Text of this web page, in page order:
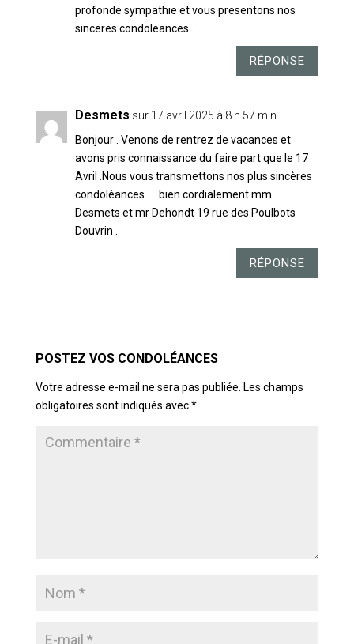
profonde sympathie et vous presentons nos
sinceres condoleances .
RÉPONSE
Desmets sur 17 avril 2025 à 8 h 57 min
Bonjour . Venons de rentrez de vacances et
avons pris connaissance du faire part que le 17
Avril .Nous vous transmettons nos plus sincères
condoléances …. bien cordialement mm
Desmets et mr Dehondt 19 rue des Poulbots
Douvrin .
RÉPONSE
Votre adresse e-mail ne sera pas publiée. Les champs
obligatoires sont indiqués avec*